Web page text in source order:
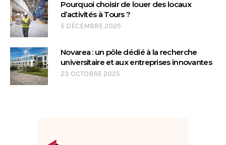
Pourquoi choisir de louer des locaux
d’activités à Tours ?
5 DÉCEMBRE 2025
Novarea : un pôle dédié à la recherche
universitaire et aux entreprises innovantes
23 OCTOBRE 2025